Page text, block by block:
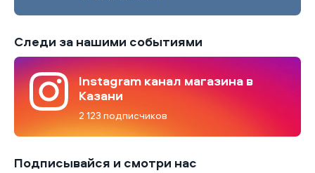
Следи за нашими событиями
Instagram канал магазина в
Казани
2 123 подписчиков
Подписывайся и смотри нас